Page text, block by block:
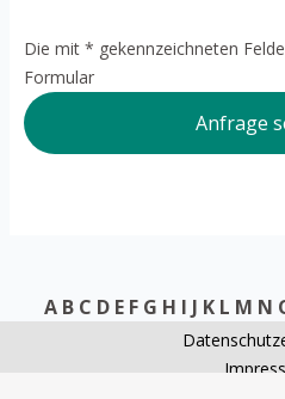
Die mit * gekennzeichneten
Formular
Anfrage
A B C D E F G H I J K L M N